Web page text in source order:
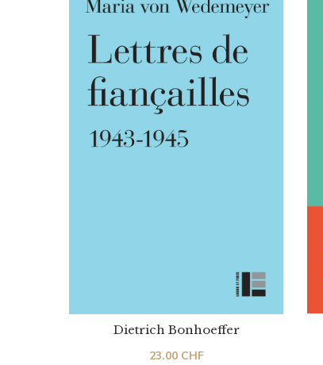
Dietrich Bonhoeffer
23.00 CHF